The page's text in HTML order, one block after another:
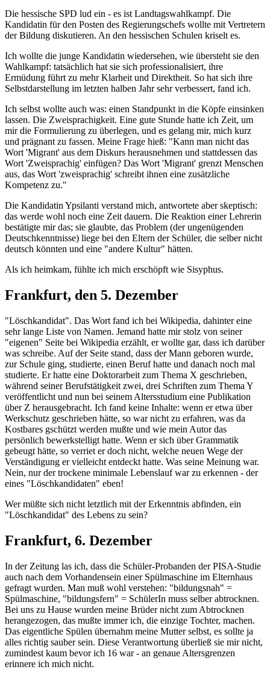
Die hessische SPD lud ein - es ist Landtagswahlkampf. Die
Kandidatin für den Posten des Regierungschefs wollte mit Vertretern
der Bildung diskutieren. An den hessischen Schulen kriselt es.
Ich wollte die junge Kandidatin wiedersehen, wie übersteht sie den
Wahlkampf: tatsächlich hat sie sich professionalisiert, ihre
Ermüdung führt zu mehr Klarheit und Direktheit. So hat sich ihre
Selbstdarstellung im letzten halben Jahr sehr verbessert, fand ich.
Ich selbst wollte auch was: einen Standpunkt in die Köpfe einsinken
lassen. Die Zweisprachigkeit. Eine gute Stunde hatte ich Zeit, um
mir die Formulierung zu überlegen, und es gelang mir, mich kurz
und prägnant zu fassen. Meine Frage hieß: "Kann man nicht das
Wort 'Migrant' aus dem Diskurs herausnehmen und stattdessen das
Wort 'Zweisprachig' einfügen? Das Wort 'Migrant' grenzt Menschen
aus, das Wort 'zweisprachig' schreibt ihnen eine zusätzliche
Kompetenz zu."
Die Kandidatin Ypsilanti verstand mich, antwortete aber skeptisch:
das werde wohl noch eine Zeit dauern. Die Reaktion einer Lehrerin
bestätigte mir das; sie glaubte, das Problem (der ungenügenden
Deutschkenntnisse) liege bei den Eltern der Schüler, die selber nicht
deutsch könnten und eine "andere Kultur" hätten.
Als ich heimkam, fühlte ich mich erschöpft wie Sisyphus.
Frankfurt, den 5. Dezember
"Löschkandidat". Das Wort fand ich bei Wikipedia, dahinter eine
sehr lange Liste von Namen. Jemand hatte mir stolz von seiner
"eigenen" Seite bei Wikipedia erzählt, er wollte gar, dass ich darüber
was schreibe. Auf der Seite stand, dass der Mann geboren wurde,
zur Schule ging, studierte, einen Beruf hatte und danach noch mal
studierte. Er hatte eine Doktorarbeit zum Thema X geschrieben,
während seiner Berufstätigkeit zwei, drei Schriften zum Thema Y
veröffentlicht und nun bei seinem Altersstudium eine Publikation
über Z herausgebracht. Ich fand keine Inhalte: wenn er etwa über
Werkschutz geschrieben hätte, so war nicht zu erfahren, was da
Kostbares gschützt werden mußte und wie mein Autor das
persönlich bewerkstelligt hatte. Wenn er sich über Grammatik
gebeugt hätte, so verriet er doch nicht, welche neuen Wege der
Verständigung er vielleicht entdeckt hatte. Was seine Meinung war.
Nein, nur der trockene minimale Lebenslauf war zu erkennen - der
eines "Löschkandidaten" eben!
Wer müßte sich nicht letztlich mit der Erkenntnis abfinden, ein
"Löschkandidat" des Lebens zu sein?
Frankfurt, 6. Dezember
In der Zeitung las ich, dass die Schüler-Probanden der PISA-Studie
auch nach dem Vorhandensein einer Spülmaschine im Elternhaus
gefragt wurden. Man muß wohl verstehen: "bildungsnah" =
Spülmaschine, "bildungsfern" = SchülerIn muss selber abtrocknen.
Bei uns zu Hause wurden meine Brüder nicht zum Abtrocknen
herangezogen, das mußte immer ich, die einzige Tochter, machen.
Das eigentliche Spülen übernahm meine Mutter selbst, es sollte ja
alles richtig sauber sein. Diese Verantwortung überließ sie mir nicht,
zumindest kaum bevor ich 16 war - an genaue Altersgrenzen
erinnere ich mich nicht.